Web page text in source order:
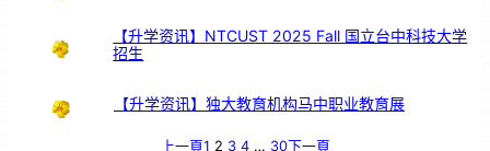
【升学资讯】NTCUST 2025 Fall 国立台中科技大学
招生
【升学资讯】独大教育机构马中职业教育展
上一頁1 2 3 4 … 30下一頁